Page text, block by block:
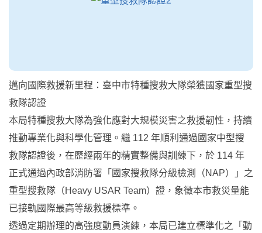
邁向國際救援新里程：臺中市特種搜救大隊榮獲國家重型搜
救隊認證
本局特種搜救大隊為強化應對大規模災害之救援韌性，持續
推動專業化與科學化管理。繼 112 年順利通過國家中型搜
救隊認證後，在歷經兩年的精實整備與訓練下，於 114 年
正式通過內政部消防署「國家搜救隊分級檢測（NAP）」之
重型搜救隊（Heavy USAR Team）證，象徵本市救災量能
已接軌國際最高等級救援標準。
透過定期辦理的高強度動員演練，本局已建立標準化之「動